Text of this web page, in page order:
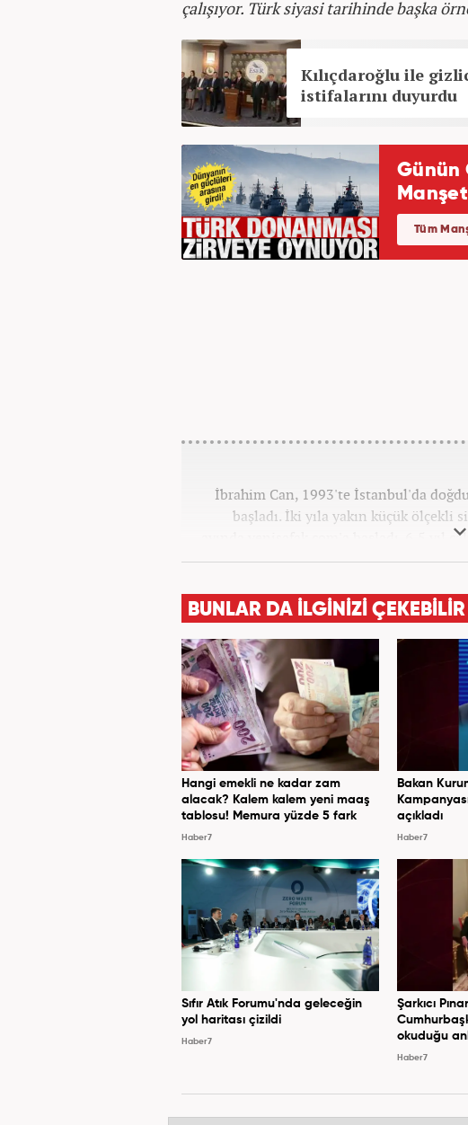
çalışıyor. Türk siyasi tarihinde başka
Kılıçdaroğlu ile
istifalarını duyurdu
İbrahim Can, 1993'te İstanbul'da
başladı. İki yıla yakın küçük ölçekli
ayında yenisafak.com'a başladı. 6,5 yıl
Hayat, Dünya, Spor ve Video
Gündem Editörü olarak göreve
sanat, eğitim ve siyaset alanları
infografik ve video hazırladı. Hala
BUNLAR DA İLGİNİZİ ÇEKEBİLİR
Hangi emekli ne kadar zam
alacak? Kalem kalem yeni maaş
tablosu! Memura yüzde 5 fark
Haber7
Bakan
açıkladı
Haber7
Sıfır Atık Forumu'nda geleceğin
yol haritası çizildi
Haber7
Şarkıcı
okuduğu
Haber7